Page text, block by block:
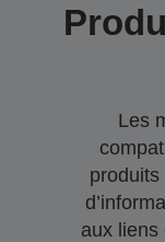
Les
aux liens